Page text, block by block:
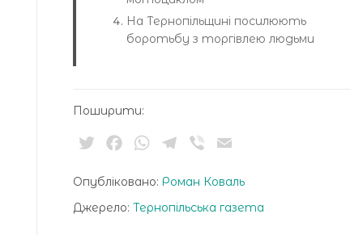
На Тернопільщині посилюють
боротьбу з торгівлею людьми
Поширити:
TwitterFacebookWhatsApp
Telegram
Viber
Опубліковано: Роман Коваль
Джерело: Тернопільська газета